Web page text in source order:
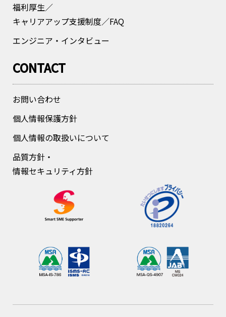
福利厚生／
キャリアアップ支援制度／FAQ
エンジニア・インタビュー
CONTACT
お問い合わせ
個人情報保護方針
個人情報の取扱いについて
品質方針・
情報セキュリティ方針